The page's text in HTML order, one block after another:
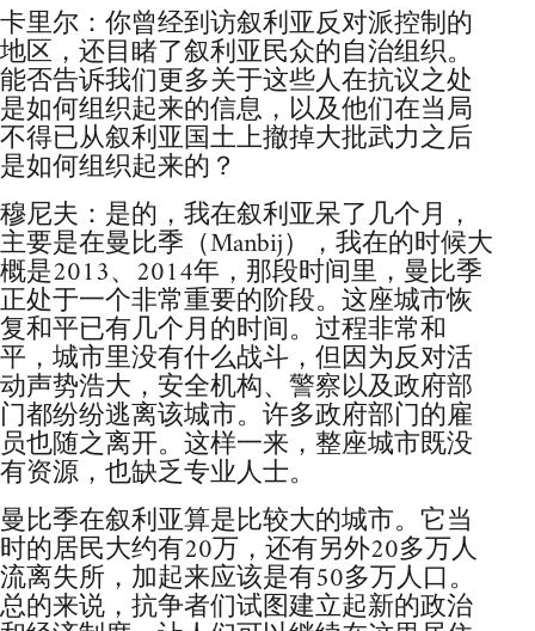
卡里尔：你曾经到访叙利亚反对派控制的
地区，还目睹了叙利亚民众的自治组织。
能否告诉我们更多关于这些人在抗议之处
是如何组织起来的信息，以及他们在当局
不得已从叙利亚国土上撤掉大批武力之后
是如何组织起来的？
穆尼夫：是的，我在叙利亚呆了几个月，
主要是在曼比季（Manbij），我在的时候大
概是2013、2014年，那段时间里，曼比季
正处于一个非常重要的阶段。这座城市恢
复和平已有几个月的时间。过程非常和
平，城市里没有什么战斗，但因为反对活
动声势浩大，安全机构、警察以及政府部
门都纷纷逃离该城市。许多政府部门的雇
员也随之离开。这样一来，整座城市既没
有资源，也缺乏专业人士。
曼比季在叙利亚算是比较大的城市。它当
时的居民大约有20万，还有另外20多万人
流离失所，加起来应该是有50多万人口。
总的来说，抗争者们试图建立起新的政治